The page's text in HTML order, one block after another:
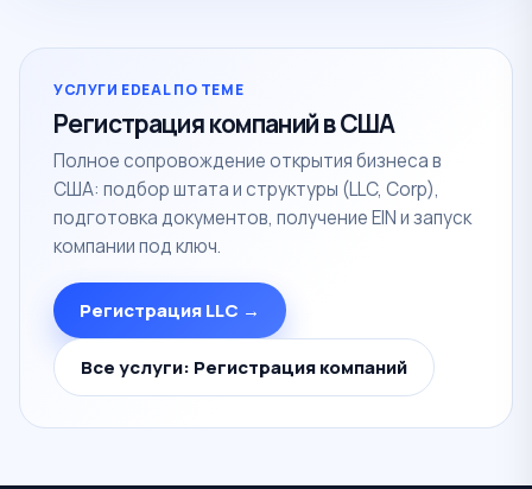
УСЛУГИ EDEAL ПО ТЕМЕ
Регистрация компаний в США
Полное сопровождение открытия бизнеса в
США: подбор штата и структуры (LLC, Corp),
подготовка документов, получение EIN и запуск
компании под ключ.
Регистрация LLC →
Все услуги: Регистрация компаний